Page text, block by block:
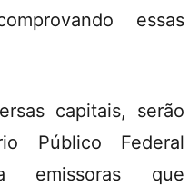
essas
capitais, serão
Público Federal
emissoras que